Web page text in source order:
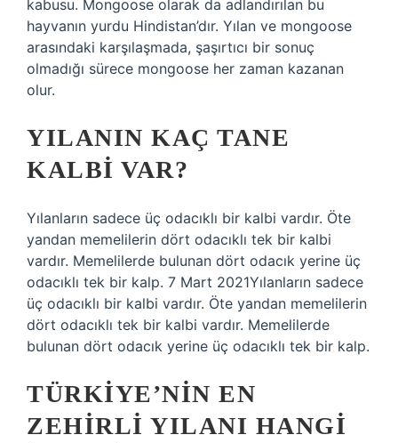
kabusu. Mongoose olarak da adlandırılan bu
hayvanın yurdu Hindistan’dır. Yılan ve mongoose
arasındaki karşılaşmada, şaşırtıcı bir sonuç
olmadığı sürece mongoose her zaman kazanan
olur.
YILANIN KAÇ TANE
KALBI VAR?
Yılanların sadece üç odacıklı bir kalbi vardır. Öte
yandan memelilerin dört odacıklı tek bir kalbi
vardır. Memelilerde bulunan dört odacık yerine üç
odacıklı tek bir kalp. 7 Mart 2021Yılanların sadece
üç odacıklı bir kalbi vardır. Öte yandan memelilerin
dört odacıklı tek bir kalbi vardır. Memelilerde
bulunan dört odacık yerine üç odacıklı tek bir kalp.
TÜRKIYE’NIN EN
ZEHIRLI YILANI HANGI